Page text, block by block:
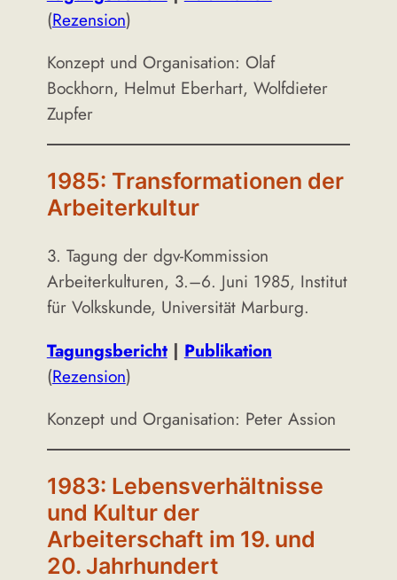
(Rezension)
Konzept und Organisation: Olaf
Bockhorn, Helmut Eberhart, Wolfdieter
Zupfer
1985: Transformationen der
Arbeiterkultur
3. Tagung der dgv-Kommission
Arbeiterkulturen, 3.–6. Juni 1985, Institut
für Volkskunde, Universität Marburg.
Tagungsbericht| Publikation
(Rezension)
Konzept und Organisation: Peter Assion
1983: Lebensverhältnisse
und Kultur der
Arbeiterschaft im 19. und
20. Jahrhundert